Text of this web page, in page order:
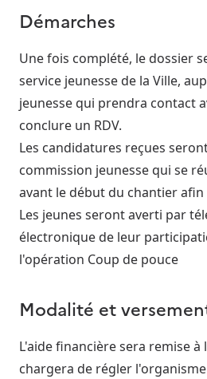
Démarches
Une fois complété, le dossier
service jeunesse de la Ville,
jeunesse qui prendra contact
conclure un RDV.
Les candidatures reçues
commission jeunesse qui se
avant le début du chantier afin
Les jeunes seront averti par
électronique de leur
l'opération Coup de pouce
Modalité et
L'aide financière sera remise
chargera de régler